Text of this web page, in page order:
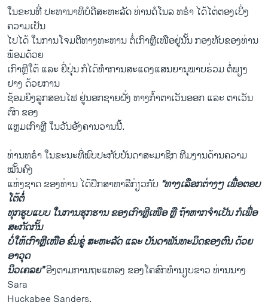
ລາຍງານ
ພາສາຕ່າງໆ
ໃນຂະນທີ່ ປະທານາທິບໍດີສະຫະລັດ ທ່ານດໍໂນລ ທຣຳ ໄດ້ໄຕ່ຕອງເບິ່ງ
ຄວາມເປັນ
ໄປໄດ້ ໃນການໂຈມຕີທາງທະຫານ ຕໍ່ເກົາຫຼີເໜືອຢູ່ນັ້ນ ກອງທັບຂອງທ່ານ
ພ້ອມດ້ວຍ
ເກົາຫຼີໃຕ້ ແລະ ຍີ່ປຸ່ນ ກໍໄດ້ທຳການສະແດງແສນຍານຸພາບຮ່ວມ ຕໍ່ພຽງ
ຢາງ ດ້ວຍການ
ຊ້ອມຍິງລູກສອນໄຟ ຢູ່ນອກຊາຍຝັ່ງ ທາງກ້ຳຕາເວັນອອກ ແລະ ຕາເວັນ
ຕົກ ຂອງ
ແຫຼມເກົາຫຼີ ໃນວັນອັງຄານວານນີ້.
ທ່ານທຣຳ ໃນຂະນະທີ່ພົບປະກັບບັນດາສະມາຊິກ ທີມງານດ້ານຄວາມ
ໝັ້ນຄົງ
ແຫ່ງຊາດ ຂອງທ່ານ ໄດ້ປຶກສາຫາລືກ່ຽວກັບ “ທາງເລືອກຕ່າງໆ ເພື່ອຕອບ
ໂຕ້ຕໍ່
ທຸກຮູບແບບ ໃນການຮຸກຮານ ຂອງເກົາຫຼີເໜືອ ຫຼື ຖ້າຫາກຈຳເປັນ ກໍເພື່ອ
ສະກັດກັ້ນ
ບໍ່ໃຫ້ເກົາຫຼີເໜືອ ຂົ່ມຂູ່ ສະຫະລັດ ແລະ ບັນດາພັນທະມິດຂອງຕົນ ດ້ວຍ
ອາວຸດ
ນິວເຄລຍ”ອີງຕາມການຖະແຫລງ ຂອງໂຄສົກທຳນຽບຂາວ ທ່ານນາງ
Sara
Huckabee Sanders.